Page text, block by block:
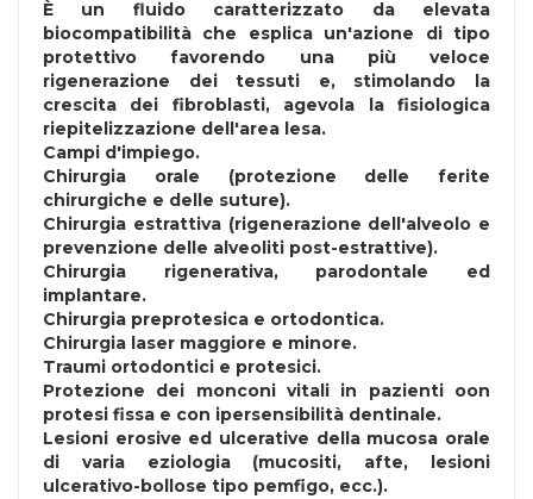
È un fluido caratterizzato da elevata
biocompatibilità che esplica un'azione di tipo
protettivo favorendo una più veloce
rigenerazione dei tessuti e, stimolando la
crescita dei fibroblasti, agevola la fisiologica
riepitelizzazione dell'area lesa.
Campi d'impiego.
Chirurgia orale (protezione delle ferite
chirurgiche e delle suture).
Chirurgia estrattiva (rigenerazione dell'alveolo e
prevenzione delle alveoliti post-estrattive).
Chirurgia rigenerativa, parodontale ed
implantare.
Chirurgia preprotesica e ortodontica.
Chirurgia laser maggiore e minore.
Traumi ortodontici e protesici.
Protezione dei monconi vitali in pazienti oon
protesi fissa e con ipersensibilità dentinale.
Lesioni erosive ed ulcerative della mucosa orale
di varia eziologia (mucositi, afte, lesioni
ulcerativo-bollose tipo pemfigo, ecc.).